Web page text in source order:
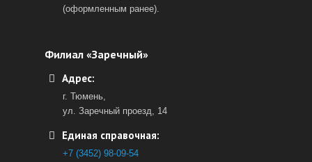
(оформленным ранее).
Филиал «Заречный»
Адрес:
г. Тюмень,
ул. Заречный проезд, 14
Единая справочная:
+7 (3452) 98-09-54